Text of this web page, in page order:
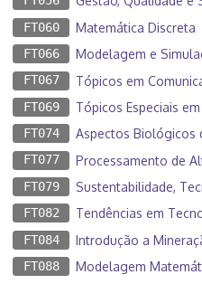
FT060 Matemática Discreta
FT066 Modelagem e
FT067 Tópicos em
FT069 Tópicos Especiais
FT074 Aspectos Biológicos
FT077 Processamento de
FT079 Sustentabilidade,
FT082 Tendências em
FT084 Introdução a
FT088 Modelagem Matemática de